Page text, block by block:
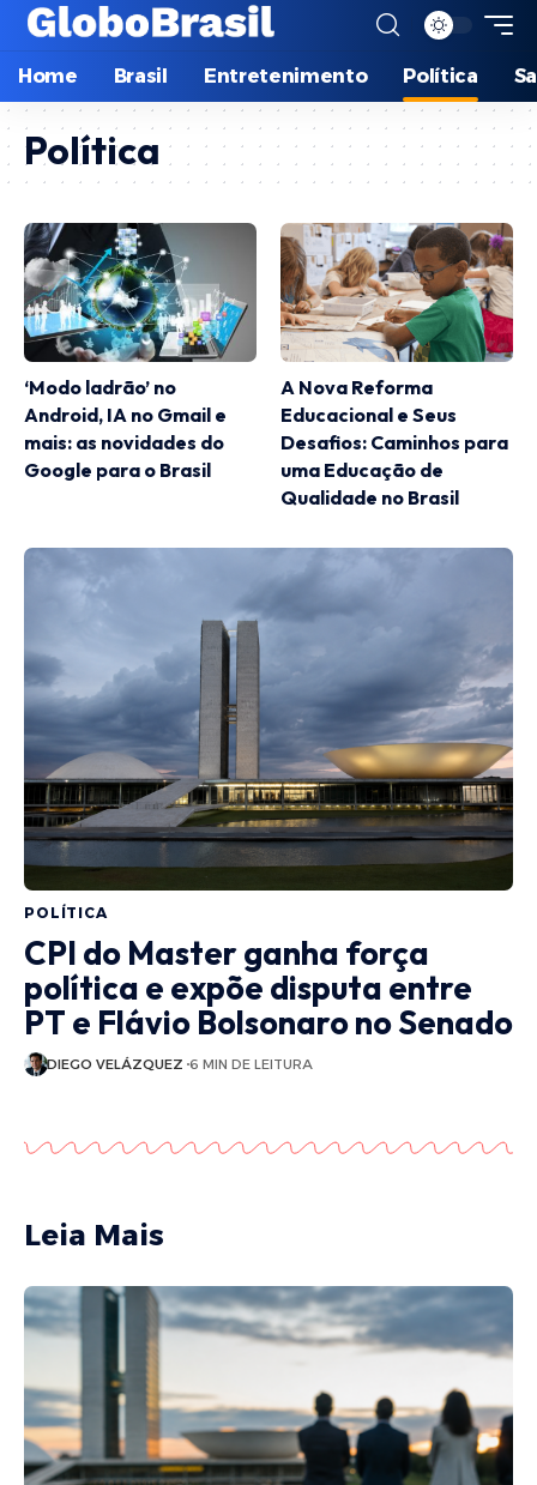
Home Brasil Entretenimento Política
Política
‘Modo ladrão’ no
Android, IA no Gmail e
mais: as novidades do
Google para o Brasil
A Nova Reforma
Educacional e Seus
Desafios: Caminhos para
uma Educação de
Qualidade no Brasil
POLÍTICA
CPI do Master ganha força
política e expõe disputa entre
PT e Flávio Bolsonaro no Senado
DIEGO VELÁZQUEZ 6 MIN DE LEITURA
Leia Mais